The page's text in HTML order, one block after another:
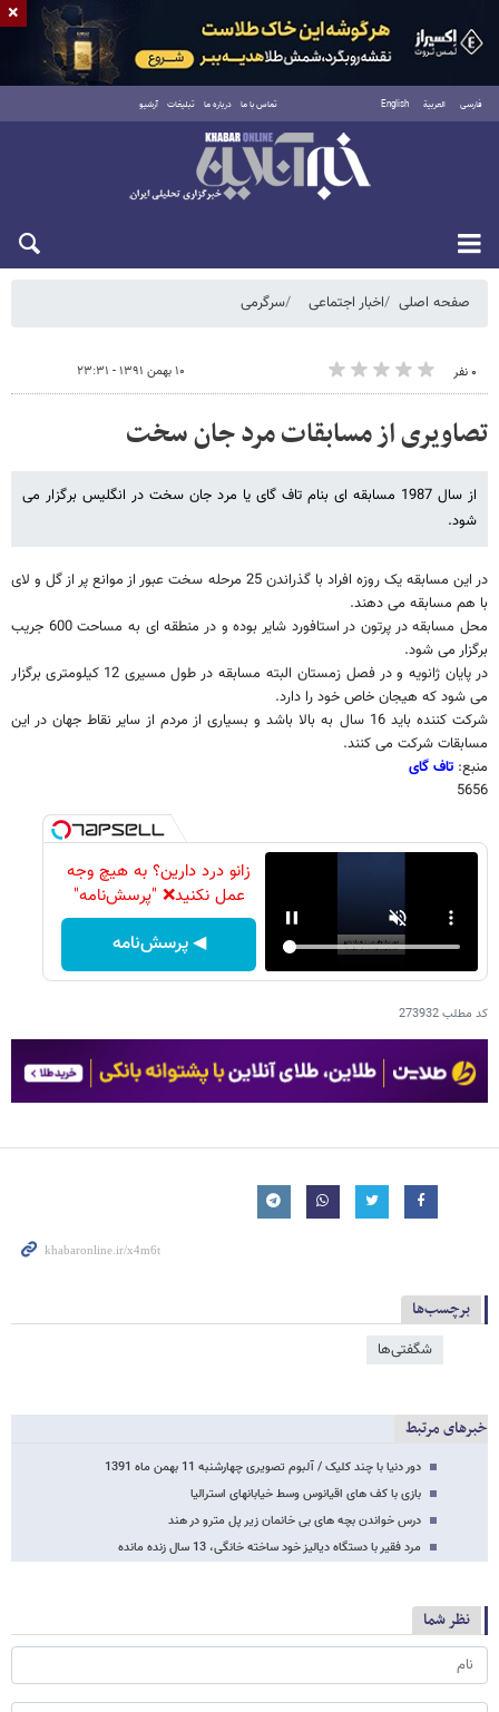
فارسی العربية English تماس با ما درباره ما تبلیغات آرشیو
شنبه ۱۷ مرداد ۱۴۰۵
صفحه اصلی اخبار اجتماعی سرگرمی
۰ نفر ۱۰ بهمن ۱۳۹۱ - ۲۳:۳۱
تصاویری از مسابقات مرد جان سخت
از سال 1987 مسابقه ای بنام تاف گای یا مرد جان سخت در انگلیس برگزار می
شود.
در این مسابقه یک روزه افراد با گذراندن 25 مرحله سخت عبور از موانع پر از گل و لای
با هم مسابقه می دهند.
محل مسابقه در پرتون در استافورد شایر بوده و در منطقه ای به مساحت 600 جریب
برگزار می شود.
در پایان ژانویه و در فصل زمستان البته مسابقه در طول مسیری 12 کیلومتری برگزار
می شود که هیجان خاص خود را دارد.
شرکت کننده باید 16 سال به بالا باشد و بسیاری از مردم از سایر نقاط جهان در این
مسابقات شرکت می کنند.
منبع: تاف گای
5656
زانو درد دارین؟ به هیچ وجه
عمل نکنید❌ "پرسش‌نامه"
◀ پرسش‌نامه
کد مطلب273932
برچسب‌ها
شگفتی‌ها
خبرهای مرتبط
دور دنیا با چند کلیک / آلبوم تصویری چهارشنبه 11 بهمن ماه 1391
بازی با کف های اقیانوس وسط خیابانهای استرالیا
درس خواندن بچه های بی خانمان زیر پل مترو در هند
مرد فقیر با دستگاه دیالیز خود ساخته خانگی، 13 سال زنده مانده
نظر شما
×